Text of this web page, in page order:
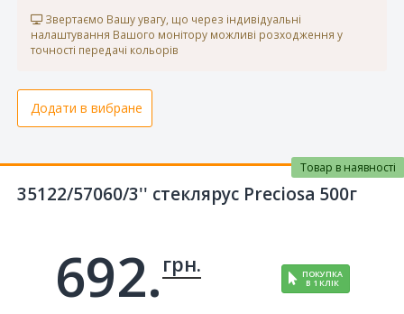
Звертаємо Вашу увагу, що через індивідуальні
налаштування Вашого монітору можливі розходження у
точності передачі кольорів
Додати в вибране
35122/57060/3'' стеклярус Preciosa 500г
Товар в наявності
692. грн. ПОКУПКА
В 1 КЛІК